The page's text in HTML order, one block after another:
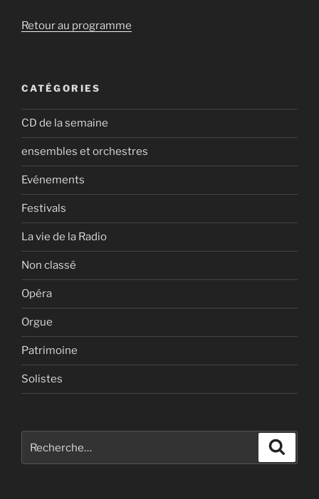
Retour au programme
CATÉGORIES
CD de la semaine
ensembles et orchestres
Evénements
Festivals
La vie de la Radio
Non classé
Opéra
Orgue
Patrimoine
Solistes
pour